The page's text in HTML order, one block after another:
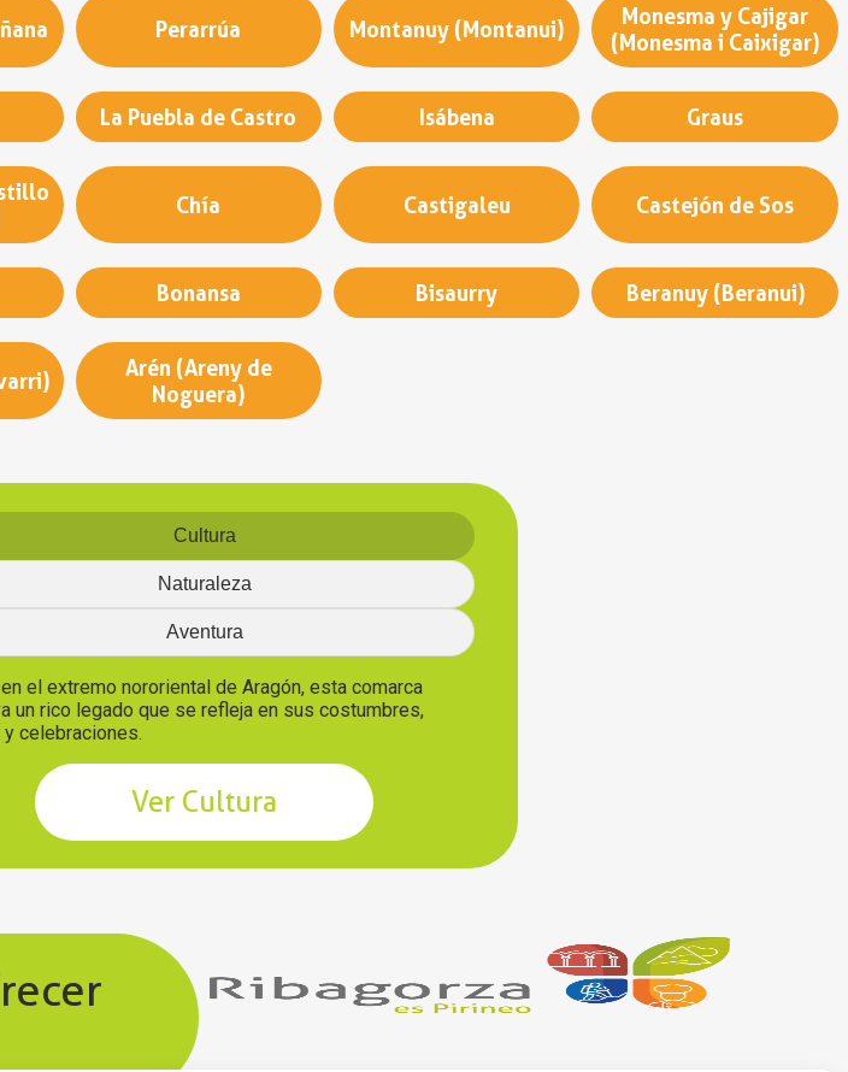
Perarrúa Montanuy (Montanui)
Monesma y Cajigar
(Monesma i Caixigar)
La Puebla de Castro Isábena Graus
Chía Castigaleu Castejón de Sos
Bonansa Bisaurry Beranuy (Beranui)
Arén (Areny de
Noguera)
Cultura
Naturaleza
Aventura
el extremo nororiental de Aragón, esta comarca
un rico legado que se refleja en sus costumbres,
y celebraciones.
Ver Cultura